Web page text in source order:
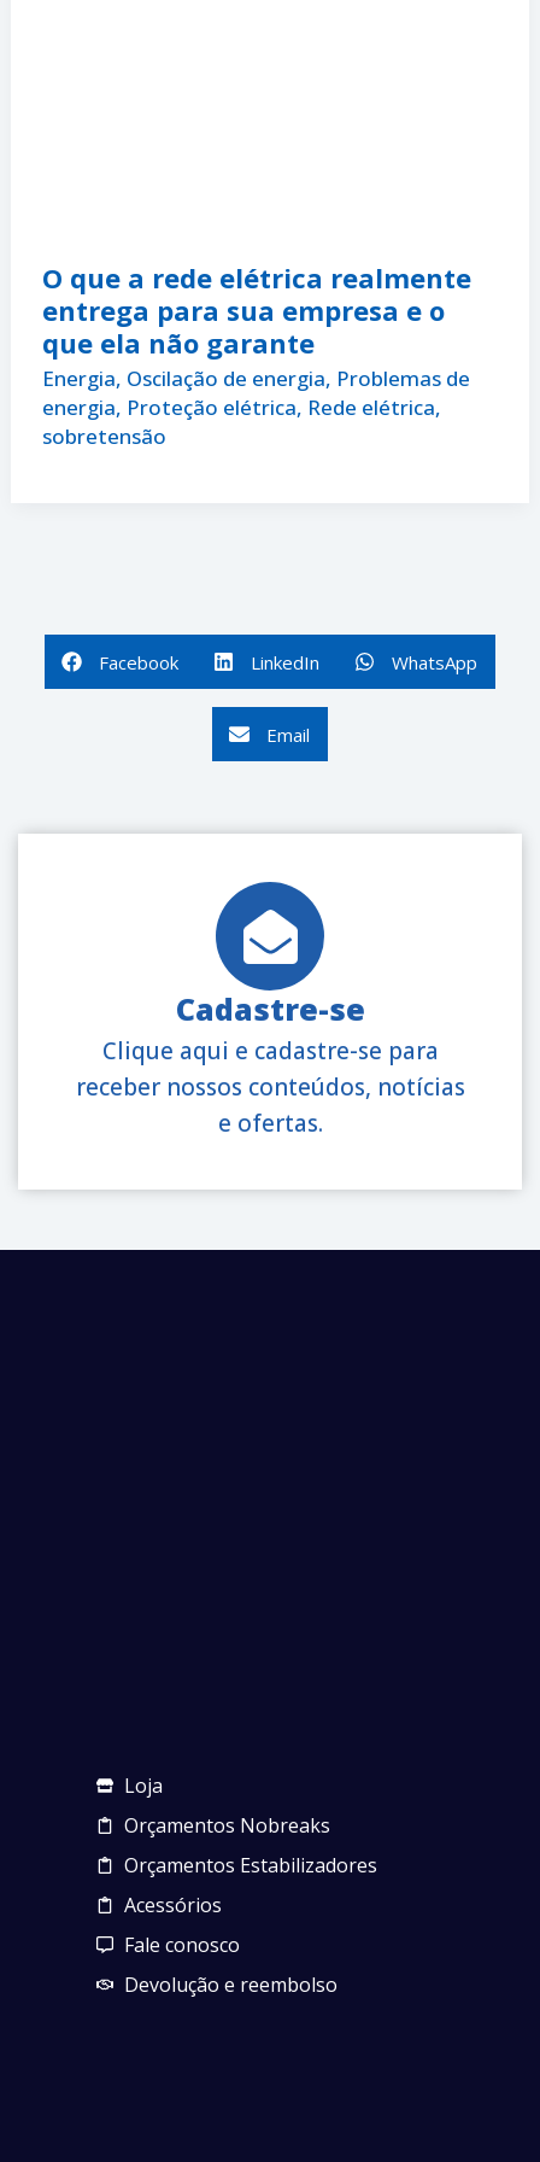
O que a rede elétrica realmente
entrega para sua empresa e o
que ela não garante
Energia, Oscilação de energia, Problemas de
energia, Proteção elétrica, Rede elétrica,
sobretensão
Facebook LinkedIn WhatsApp
Email
Cadastre-se
Clique aqui e cadastre-se para
receber nossos conteúdos, notícias
e ofertas.
Loja
Orçamentos Nobreaks
Orçamentos Estabilizadores
Acessórios
Fale conosco
Devolução e reembolso